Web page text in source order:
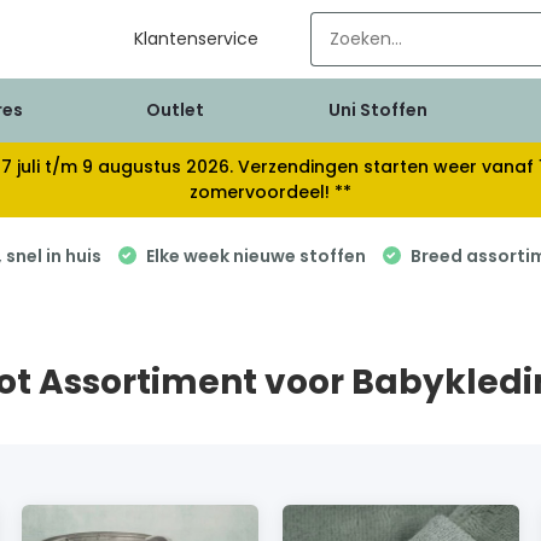
Klantenservice
Outlet Uni Stoffen
juli t/m 9 augustus 2026. Verzendingen starten weer
zomervoordeel! **
in huis Elke week nieuwe stoffen Breed
Assortiment voor